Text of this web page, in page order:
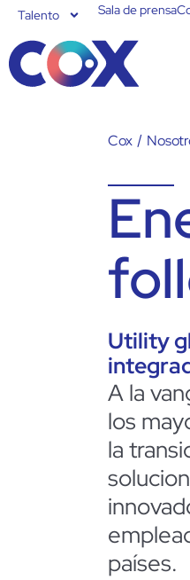
Talento Sala de prensa
Cox /
Utility
A la
los
la
países.